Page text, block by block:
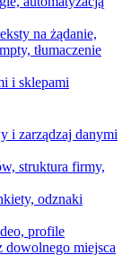
na żądanie,
tłumaczenie
i sklepami
i zarządzaj danymi
struktura firmy,
odznaki
profile
miejsca